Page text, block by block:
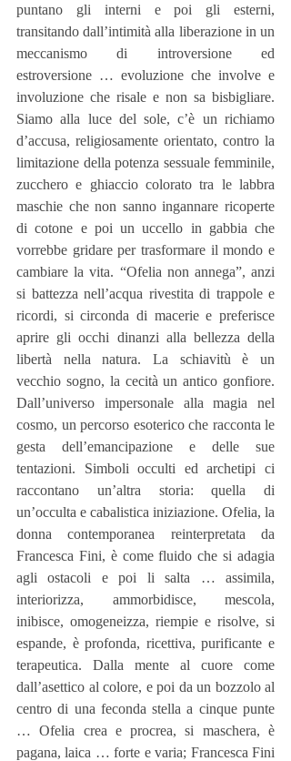
puntano gli interni e poi gli esterni,
transitando dall’intimità alla liberazione in un
meccanismo di introversione ed
estroversione … evoluzione che involve e
involuzione che risale e non sa bisbigliare.
Siamo alla luce del sole, c’è un richiamo
d’accusa, religiosamente orientato, contro la
limitazione della potenza sessuale femminile,
zucchero e ghiaccio colorato tra le labbra
maschie che non sanno ingannare ricoperte
di cotone e poi un uccello in gabbia che
vorrebbe gridare per trasformare il mondo e
cambiare la vita. “Ofelia non annega”, anzi
si battezza nell’acqua rivestita di trappole e
ricordi, si circonda di macerie e preferisce
aprire gli occhi dinanzi alla bellezza della
libertà nella natura. La schiavitù è un
vecchio sogno, la cecità un antico gonfiore.
Dall’universo impersonale alla magia nel
cosmo, un percorso esoterico che racconta le
gesta dell’emancipazione e delle sue
tentazioni. Simboli occulti ed archetipi ci
raccontano un’altra storia: quella di
un’occulta e cabalistica iniziazione. Ofelia, la
donna contemporanea reinterpretata da
Francesca Fini, è come fluido che si adagia
agli ostacoli e poi li salta … assimila,
interiorizza, ammorbidisce, mescola,
inibisce, omogeneizza, riempie e risolve, si
espande, è profonda, ricettiva, purificante e
terapeutica. Dalla mente al cuore come
dall’asettico al colore, e poi da un bozzolo al
centro di una feconda stella a cinque punte
… Ofelia crea e procrea, si maschera, è
pagana, laica … forte e varia; Francesca Fini